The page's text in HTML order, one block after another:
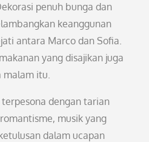
penuh bunga dan
keanggunan
antara Marco dan Sofia.
yang disajikan juga
malam itu.
dengan tarian
musik yang
dalam ucapan